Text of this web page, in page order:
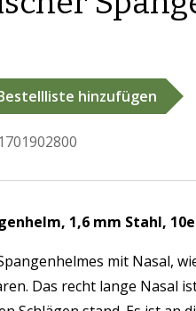
hinzufügen
1,6 mm Stahl,
mit Nasal,
Das recht lange Nasal